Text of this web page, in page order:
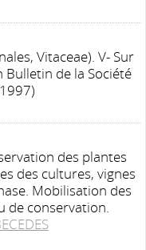
Vitaceae). V- Sur
Bulletin de la Société
des plantes
des cultures, vignes
Mobilisation des
de conservation.